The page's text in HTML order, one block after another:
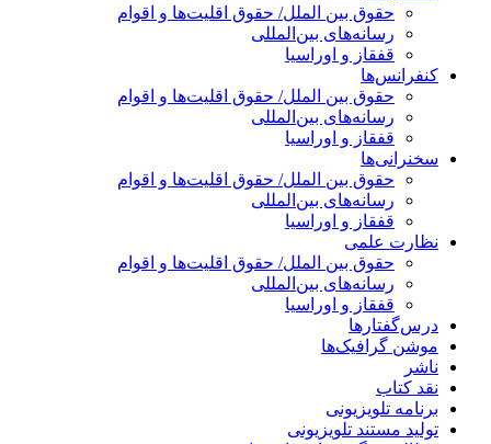
حقوق بین الملل/ حقوق اقلیت‌ها و اقوام
رسانه‌های بین‌المللی
قفقاز و اوراسیا
کنفرانس‌ها
حقوق بین الملل/ حقوق اقلیت‌ها و اقوام
رسانه‌های بین‌المللی
قفقاز و اوراسیا
سخنرانی‌ها
حقوق بین الملل/ حقوق اقلیت‌ها و اقوام
رسانه‌های بین‌المللی
قفقاز و اوراسیا
نظارت علمی
حقوق بین الملل/ حقوق اقلیت‌ها و اقوام
رسانه‌های بین‌المللی
قفقاز و اوراسیا
درس‌گفتارها
موشن گرافیک‌ها
ناشر
نقد کتاب
برنامه‌ تلویزیونی
تولید مستند تلویزیونی